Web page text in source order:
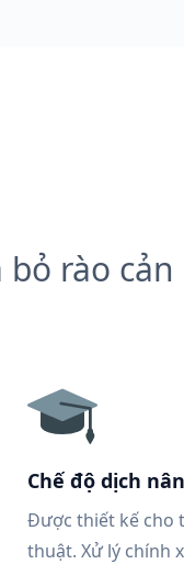
bỏ rào
Chế độ dịch
Được thiết kế cho
thuật. Xử lý chính